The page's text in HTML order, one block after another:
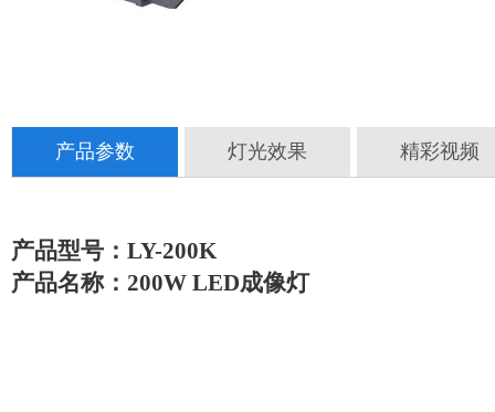
产品参数 灯光效果 精彩视频
产品型号：LY-200K
产品名称：200W LED成像灯